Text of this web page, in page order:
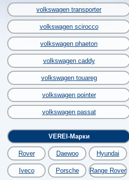
volkswagen transporter
volkswagen scirocco
volkswagen phaeton
volkswagen caddy
volkswagen touareg
volkswagen pointer
volkswagen passat
VEREI-Марки
Rover Daewoo Hyundai
Iveco Porsche Range Rover